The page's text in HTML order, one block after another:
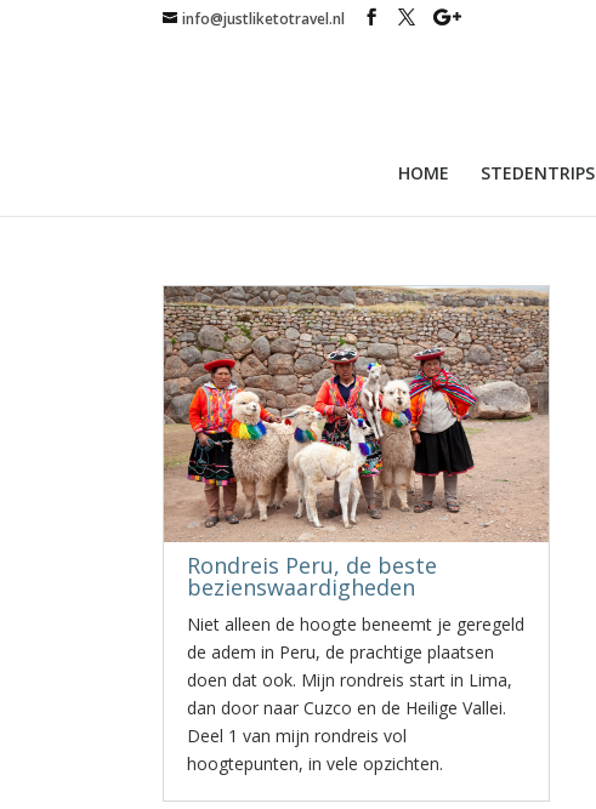
info@justliketotravel.nl
HOME STEDENTRIPS
Rondreis Peru, de beste
bezienswaardigheden
Niet alleen de hoogte beneemt je geregeld
de adem in Peru, de prachtige plaatsen
doen dat ook. Mijn rondreis start in Lima,
dan door naar Cuzco en de Heilige Vallei.
Deel 1 van mijn rondreis vol
hoogtepunten, in vele opzichten.